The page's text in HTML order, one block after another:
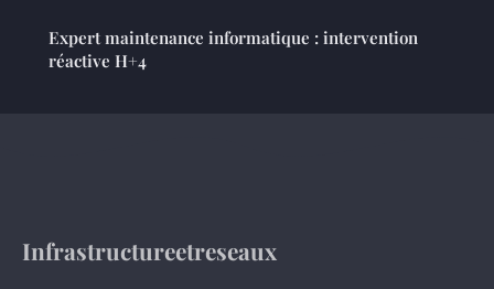
Expert maintenance informatique : intervention
réactive H+4
Infrastructureetreseaux